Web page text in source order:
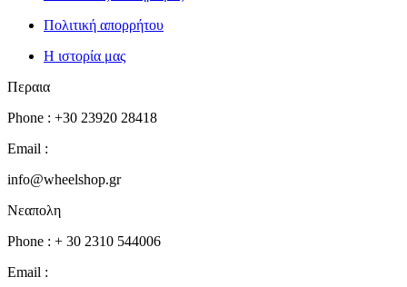
Πολιτική απορρήτου
Η ιστορία μας
Περαια
Phone : +30 23920 28418
Email :
info@wheelshop.gr
Νεαπολη
Phone : + 30 2310 544006
Email :